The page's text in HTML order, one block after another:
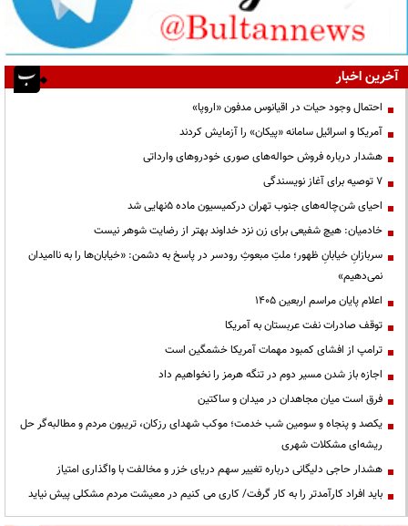
آخرین اخبار
احتمال وجود حیات در اقیانوس مدفون «اروپا»
آمریکا و اسرائیل سامانه «پیکان» را آزمایش کردند
هشدار درباره فروش حواله‌های صوری خودروهای وارداتی
۷ توصیه برای آغاز نویسندگی
احیای شن‌چاله‌های جنوب تهران درکمیسیون ماده ۵نهایی شد
خادمیان: هیچ شفیعی برای زن نزد خداوند بهتر از رضایت شوهر نیست
سربازانِ خیابانِ ظهور؛ ملتِ مبعوثِ رودسر در پاسخ به دشمن: «خیابان‌ها را به ناامیدان
نمی‌دهیم»
اعلام پایان مراسم اربعین ۱۴۰۵
توقف صادرات نفت عربستان به آمریکا
ترامپ از افشای کمبود مهمات آمریکا خشمگین است
اجازه باز شدن مسیر دوم در تنگه هرمز را نخواهیم داد
فرق است میان مجاهدان در میدان و ساکتین
یکصد و پنجاه و سومین شب خدمت؛ موکب شهدای رزکان، تریبون مردم و مطالبه‌گر حل
ریشه‌ای مشکلات شهری
هشدار حاجی دلیگانی درباره تغییر سهم دریای خزر و مخالفت با واگذاری امتیاز
باید افراد کارآمدتر را به کار گرفت/ کاری می کنیم در معیشت مردم مشکلی پیش نیاید